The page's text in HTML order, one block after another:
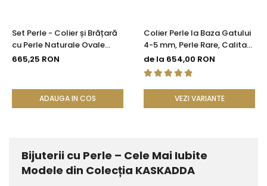
Set Perle - Colier și Brățară
cu Perle Naturale Ovale
Albe 4/6 mm, Argint 925 |
665,25 RON
ADAUGA IN COS
Colier Perle la Baza Gatului
4-5 mm, Perle Rare, Calitate
AAA+, Argint 925 |
KASKADDA®
de la 654,00 RON
VEZI VARIANTE
Bijuterii cu Perle – Cele Mai Iubite
Modele din Colecția KASKADDA